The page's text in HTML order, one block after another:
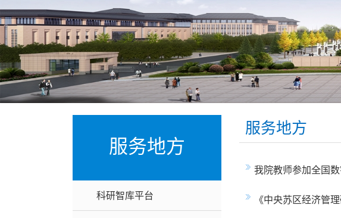
服务地方
科研智库平台
服务地方
我院教师参加全国
《中央苏区经济管